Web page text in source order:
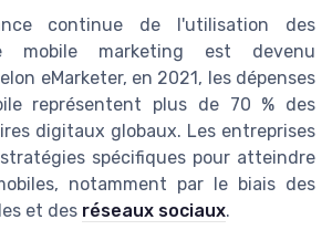
continue de l'utilisation des
mobile marketing est devenu
eMarketer, en 2021, les dépenses
représentent plus de 70 % des
digitaux globaux. Les entreprises
spécifiques pour atteindre
notamment par le biais des
et des réseaux sociaux.